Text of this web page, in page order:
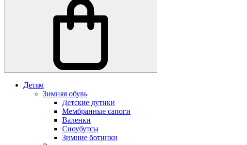
Детям
Зимняя обувь
Детские дутики
Мембранные сапоги
Валенки
Сноубутсы
Зимние ботинки